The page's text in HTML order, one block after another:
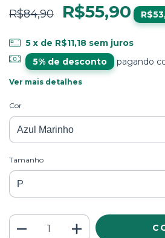
R$84,90 R$55,90
5 x de R$11,18 sem juros
5% de desconto
pagando
Ver mais detalhes
Cor
Tamanho